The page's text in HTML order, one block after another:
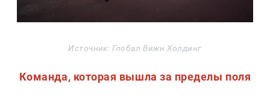
Источник: Глобал Вижн Холдинг
Команда, которая вышла за пределы поля